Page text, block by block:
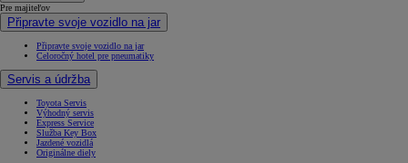
Pre majiteľov
Připravte svoje vozidlo na jar
Připravte svoje vozidlo na jar
Celoročný hotel pre pneumatiky
Servis a údržba
Toyota Servis
Výhodný servis
Express Service
Služba Key Box
Jazdené vozidlá
Originálne diely